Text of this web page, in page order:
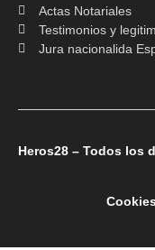
Actas Notariales
Testimonios y
Jura nacionalida
Heros28 – Todos los